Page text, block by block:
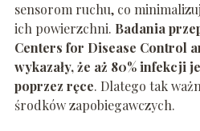
sensorom ruchu, co
ich powierzchni. Badania
Centers for Disease Control
wykazały, że aż 80% infekcji
poprzez ręce. Dlatego tak
środków zapobiegawczych.